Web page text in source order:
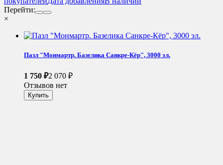
Перейти:
×
Пазл "Монмартр. Базелика Санкре-Кёр", 3000 эл.
1 750 ₽2 070 ₽
Отзывов нет